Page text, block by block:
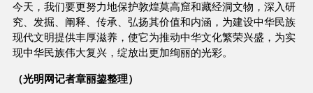
今天，我们要更努力地保护敦煌莫高窟和藏经洞文物，深入研
究、发掘、阐释、传承、弘扬其价值和内涵，为建设中华民族
现代文明提供丰厚滋养，使它为推动中华文化繁荣兴盛，为实
现中华民族伟大复兴，绽放出更加绚丽的光彩。
（光明网记者章丽鋆整理）